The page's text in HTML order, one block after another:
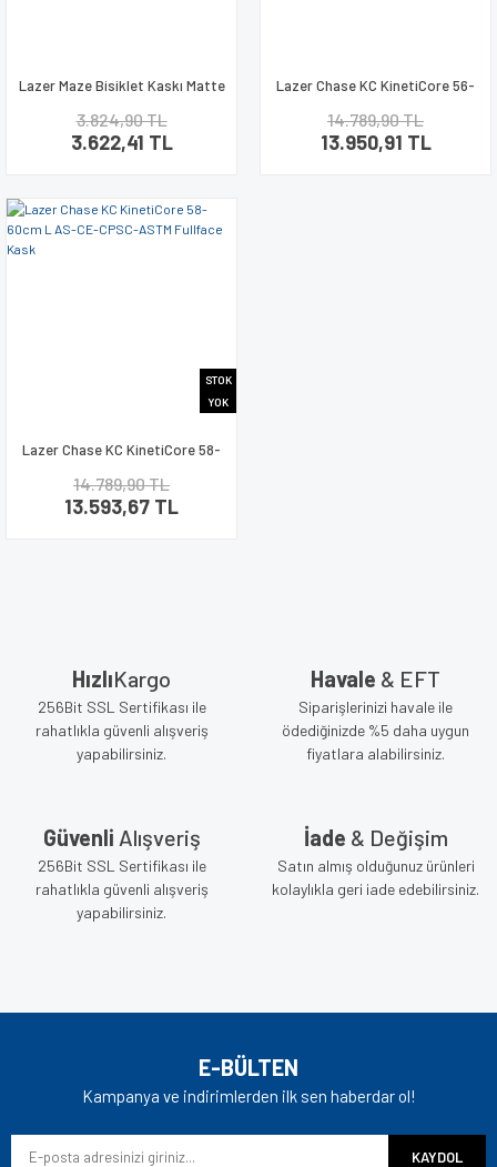
Lazer Maze Bisiklet Kaskı Matte
3.824,90 TL
3.622,41 TL
Lazer Chase KC KinetiCore 56-
Fullface Kask
14.789,90 TL
13.950,91 TL
STOK
YOK
Lazer Chase KC KinetiCore 58-
Fullface Kask
14.789,90 TL
13.593,67 TL
HızlıKargo
256Bit SSL Sertifikası ile
rahatlıkla güvenli alışveriş
yapabilirsiniz.
Havale & EFT
Siparişlerinizi havale ile
ödediğinizde %5 daha uygun
fiyatlara alabilirsiniz.
Güvenli Alışveriş
256Bit SSL Sertifikası ile
rahatlıkla güvenli alışveriş
yapabilirsiniz.
İade & Değişim
Satın almış olduğunuz ürünleri
kolaylıkla geri iade edebilirsiniz.
E-BÜLTEN
Kampanya ve indirimlerden ilk sen haberdar ol!
KAYDOL